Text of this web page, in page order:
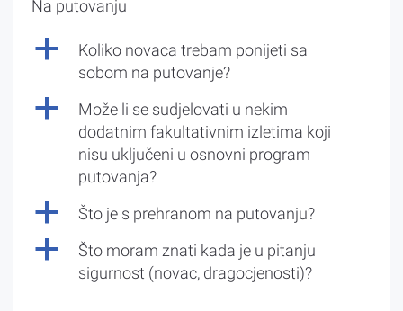
Na putovanju
a
Koliko novaca trebam ponijeti sa
sobom na putovanje?
a
Može li se sudjelovati u nekim
dodatnim fakultativnim izletima koji
nisu uključeni u osnovni program
putovanja?
a Što je s prehranom na putovanju?
a
Što moram znati kada je u pitanju
sigurnost (novac, dragocjenosti)?